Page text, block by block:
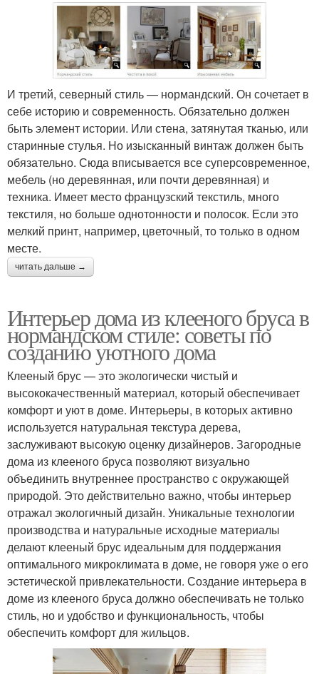
И третий, северный стиль — нормандский. Он сочетает в
себе историю и современность. Обязательно должен
быть элемент истории. Или стена, затянутая тканью, или
старинные стулья. Но изысканный винтаж должен быть
обязательно. Сюда вписывается все суперсовременное,
мебель (но деревянная, или почти деревянная) и
техника. Имеет место французский текстиль, много
текстиля, но больше однотонности и полосок. Если это
мелкий принт, например, цветочный, то только в одном
месте.
читать дальше →
Интерьер дома из клееного бруса в
нормандском стиле: советы по
созданию уютного дома
Клееный брус — это экологически чистый и
высококачественный материал, который обеспечивает
комфорт и уют в доме. Интерьеры, в которых активно
используется натуральная текстура дерева,
заслуживают высокую оценку дизайнеров. Загородные
дома из клееного бруса позволяют визуально
объединить внутреннее пространство с окружающей
природой. Это действительно важно, чтобы интерьер
отражал экологичный дизайн. Уникальные технологии
производства и натуральные исходные материалы
делают клееный брус идеальным для поддержания
оптимального микроклимата в доме, не говоря уже о его
эстетической привлекательности. Создание интерьера в
доме из клееного бруса должно обеспечивать не только
стиль, но и удобство и функциональность, чтобы
обеспечить комфорт для жильцов.